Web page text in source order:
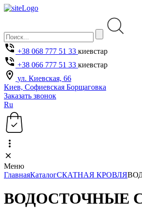
+38 068 777 51 33 киевстар
+38 066 777 51 33 киевстар
ул. Киевская, 66
Киев, Софиевская Борщаговка
Заказать звонок
Ru
Меню
ГлавнаяКаталогСКАТНАЯ КРОВЛЯ
ВОДОСТОЧНЫЕ